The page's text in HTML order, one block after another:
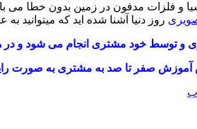
و فلزات مدفون در زمین بدون خطا می
روز دنیا آشنا شده اید که میتوانید
توسط خود مشتری انجام می شود و در
آموزش صفر تا صد به مشتری به صورت